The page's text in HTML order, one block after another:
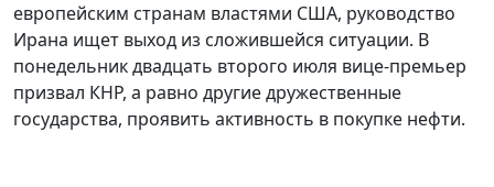
европейским странам властями США, руководство
Ирана ищет выход из сложившейся ситуации. В
понедельник двадцать второго июля вице-премьер
призвал КНР, а равно другие дружественные
государства, проявить активность в покупке нефти.